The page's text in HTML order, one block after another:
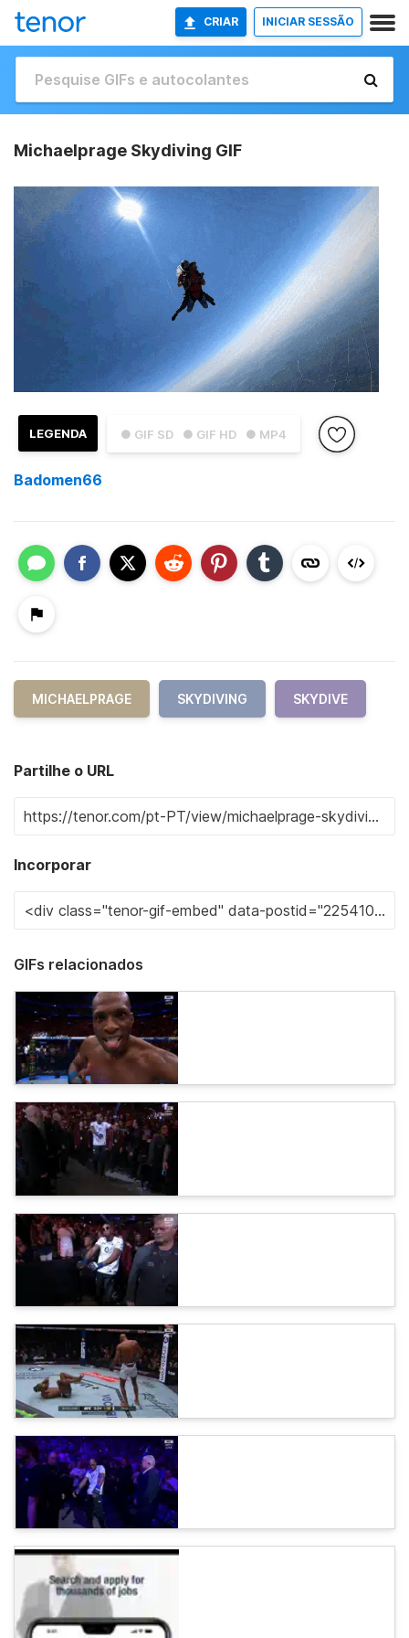
CRIAR INICIAR SESSÃO
Michaelprage Skydiving GIF
● GIF SD ● GIF HD ● MP4
LEGENDA
Badomen66
MICHAELPRAGE SKYDIVING SKYDIVE
Partilhe o URL
Incorporar
GIFs relacionados